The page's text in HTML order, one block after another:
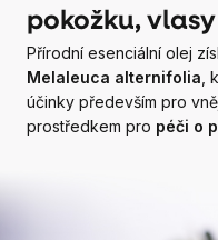
pokožku,
Přírodní esenciální olej
Melaleuca alternifolia ,
účinky především pro
prostředkem pro péči o